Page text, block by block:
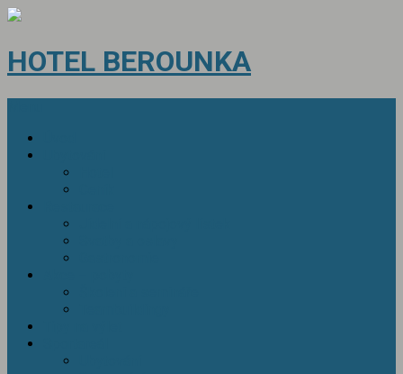
HOTEL BEROUNKA